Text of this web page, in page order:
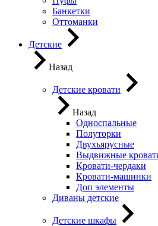
Банкетки
Оттоманки
Детские
Назад
Детские кровати
Назад
Односпальные
Полуторки
Двухъярусные
Выдвижные
Кровати-чердаки
Кровати-машинки
Доп элементы
Диваны детские
Детские шкафы